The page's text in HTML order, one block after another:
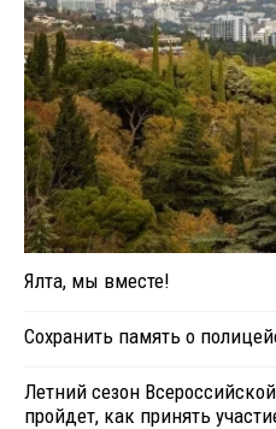
Ялта, мы вместе!
Сохранить память о
Летний сезон
пройдет, как принять